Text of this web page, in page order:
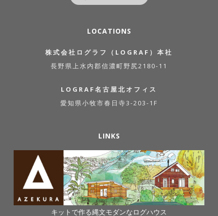
LOCATIONS
株式会社ログラフ（LOGRAF）本社
長野県上水内郡信濃町野尻2180-11
LOGRAF名古屋北オフィス
愛知県小牧市春日寺3-203-1F
LINKS
キットで作る縄文モダンなログハウス